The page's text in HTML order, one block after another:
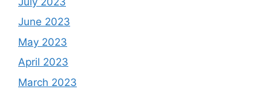
June 2023
May 2023
April 2023
March 2023